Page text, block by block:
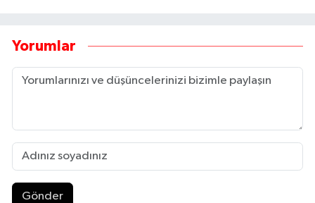
Yorumlar
Gönder